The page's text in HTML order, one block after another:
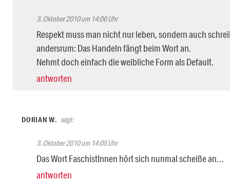
3. Oktober 2010 um 14:06 Uhr
Respekt muss man nicht nur leben, sondern auch
andersrum: Das Handeln fängt beim Wort an.
Nehmt doch einfach die weibliche Form als Default.
antworten
DORIAN W. sagt:
3. Oktober 2010 um 14:05 Uhr
Das Wort FaschistInnen hört sich nunmal scheiße an…
antworten